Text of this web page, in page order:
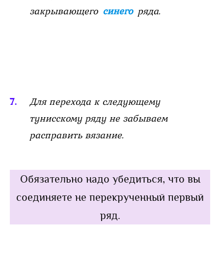
закрывающего синего ряда.
Для перехода к следующему
тунисскому ряду не забываем
расправить вязание.
Обязательно надо убедиться, что вы
соединяете не перекрученный первый
ряд.